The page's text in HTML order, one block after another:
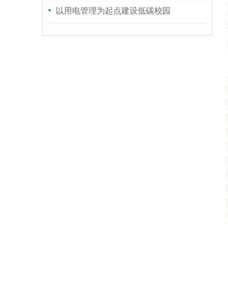
以用电管理为起点建设低碳校园